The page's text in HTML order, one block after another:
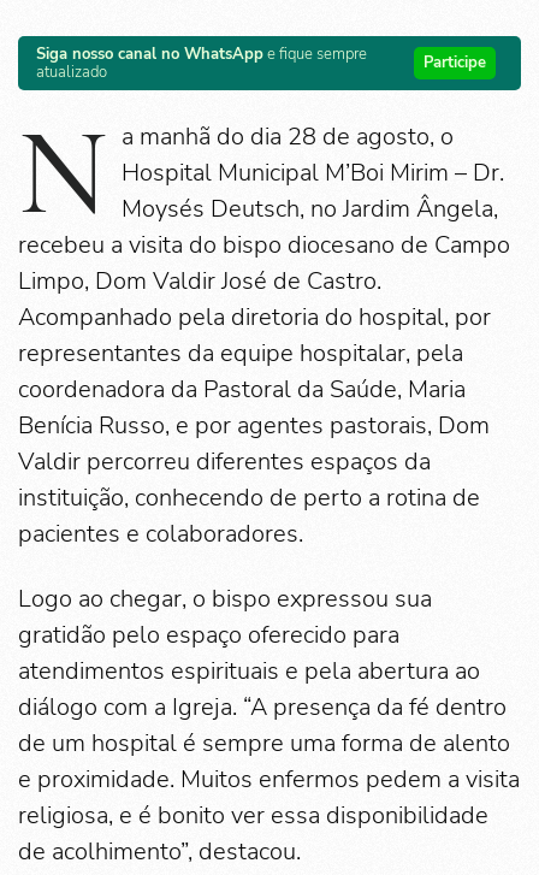
Siga nosso canal no WhatsAppe fique sempre
atualizado
Participe
N a manhã do dia 28 de agosto, o
Hospital Municipal M’Boi Mirim – Dr.
Moysés Deutsch, no Jardim Ângela,
recebeu a visita do bispo diocesano de Campo
Limpo, Dom Valdir José de Castro.
Acompanhado pela diretoria do hospital, por
representantes da equipe hospitalar, pela
coordenadora da Pastoral da Saúde, Maria
Benícia Russo, e por agentes pastorais, Dom
Valdir percorreu diferentes espaços da
instituição, conhecendo de perto a rotina de
pacientes e colaboradores.
Logo ao chegar, o bispo expressou sua
gratidão pelo espaço oferecido para
atendimentos espirituais e pela abertura ao
diálogo com a Igreja. “A presença da fé dentro
de um hospital é sempre uma forma de alento
e proximidade. Muitos enfermos pedem a visita
religiosa, e é bonito ver essa disponibilidade
de acolhimento”, destacou.